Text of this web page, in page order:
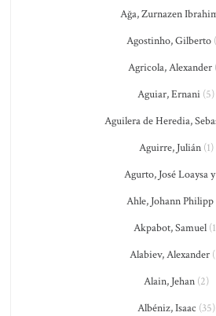
Ağa, Zurnazen
Agostinho, Gilberto
Agricola, Alexander
Aguiar, Ernani (5)
Aguilera de Heredia,
Aguirre, Julián(1)
Agurto, José Loaysa y
Ahle, Johann Philipp
Akpabot, Samuel
Alabiev, Alexander
Alain, Jehan(2)
Albéniz, Isaac (35)